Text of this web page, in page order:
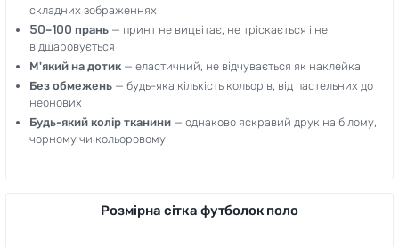
складних зображеннях
50–100 прань — принт не вицвітає, не тріскається і не
відшаровується
М'який на дотик — еластичний, не відчувається як наклейка
Без обмежень — будь-яка кількість кольорів, від пастельних до
неонових
Будь-який колір тканини — однаково яскравий друк на білому,
чорному чи кольоровому
Розмірна сітка футболок поло